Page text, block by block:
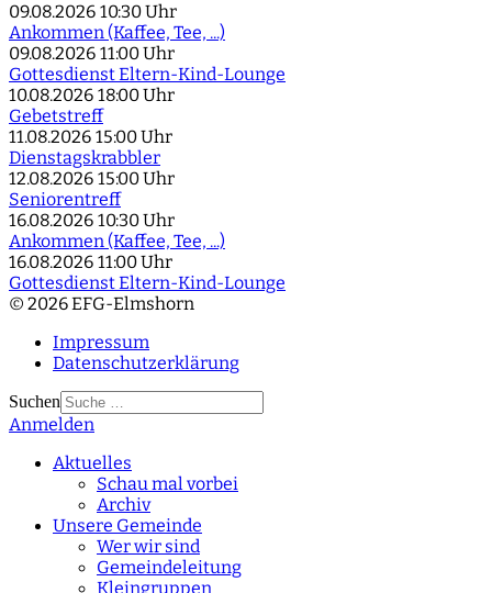
09.08.2026 10:30 Uhr
Ankommen (Kaffee, Tee, ...)
09.08.2026 11:00 Uhr
Gottesdienst Eltern-Kind-Lounge
10.08.2026 18:00 Uhr
Gebetstreff
11.08.2026 15:00 Uhr
Dienstagskrabbler
12.08.2026 15:00 Uhr
Seniorentreff
16.08.2026 10:30 Uhr
Ankommen (Kaffee, Tee, ...)
16.08.2026 11:00 Uhr
Gottesdienst Eltern-Kind-Lounge
© 2026 EFG-Elmshorn
Impressum
Datenschutzerklärung
Suchen
Type 2 or more
Anmelden
Aktuelles
Schau mal vorbei
Archiv
Unsere Gemeinde
Wer wir sind
Gemeindeleitung
Kleingruppen